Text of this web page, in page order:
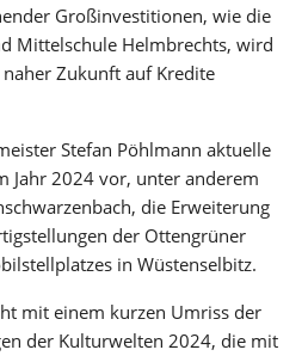
Großinvestitionen, wie die
Mittelschule Helmbrechts, wird
Zukunft auf Kredite
Stefan Pöhlmann aktuelle
Jahr 2024 vor, unter anderem
die Erweiterung
der Ottengrüner
in Wüstenselbitz.
mit einem kurzen Umriss der
der Kulturwelten 2024, die mit